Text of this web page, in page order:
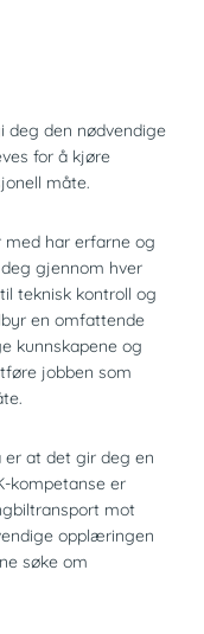
deg den nødvendige
for å kjøre
måte.
med har erfarne og
gjennom hver
teknisk kontroll og
en omfattende
kunnskapene og
jobben som
er at det gir deg en
kompetanse er
mot
opplæringen
søke om